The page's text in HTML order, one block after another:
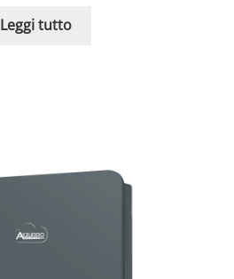
Leggi tutto